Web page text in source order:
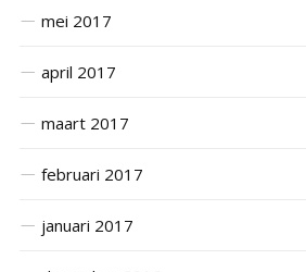
mei 2017
april 2017
maart 2017
februari 2017
januari 2017